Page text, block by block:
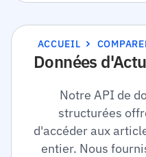
ACCUEIL
Données
Notre API de
structurées
d'accéder aux
entier. Nous